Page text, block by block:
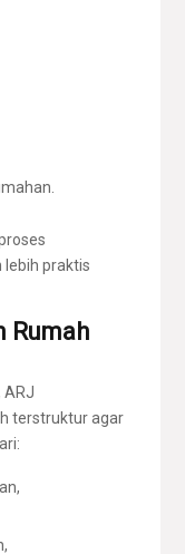
praktis
Rumah
ARJ
terstruktur agar